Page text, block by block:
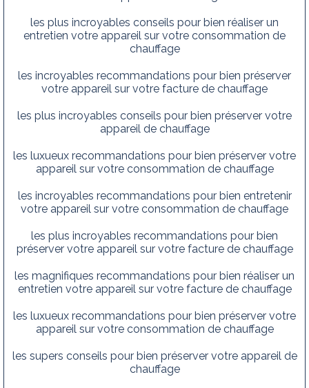
les plus incroyables conseils pour bien réaliser un
entretien votre appareil sur votre consommation de
chauffage
les incroyables recommandations pour bien préserver
votre appareil sur votre facture de chauffage
les plus incroyables conseils pour bien préserver votre
appareil de chauffage
les luxueux recommandations pour bien préserver votre
appareil sur votre consommation de chauffage
les incroyables recommandations pour bien entretenir
votre appareil sur votre consommation de chauffage
les plus incroyables recommandations pour bien
préserver votre appareil sur votre facture de chauffage
les magnifiques recommandations pour bien réaliser un
entretien votre appareil sur votre facture de chauffage
les luxueux recommandations pour bien préserver votre
appareil sur votre consommation de chauffage
les supers conseils pour bien préserver votre appareil de
chauffage